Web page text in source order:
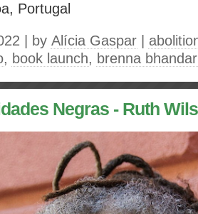
Portugal
| by Alícia Gaspar
, book launch, brenna bhandar
Negras - Ruth